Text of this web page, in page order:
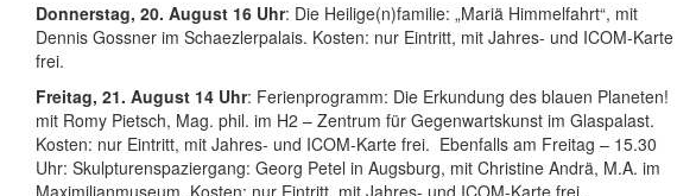
Donnerstag, 20. August 16 Uhr: Die Heilige(n)familie: „Mariä Himmelfahrt“, mit
Dennis Gossner im Schaezlerpalais. Kosten: nur Eintritt, mit Jahres- und ICOM-Karte
frei.
Freitag, 21. August 14 Uhr: Ferienprogramm: Die Erkundung des blauen Planeten!
mit Romy Pietsch, Mag. phil. im H2 – Zentrum für Gegenwartskunst im Glaspalast.
Kosten: nur Eintritt, mit Jahres- und ICOM-Karte frei. Ebenfalls am Freitag – 15.30
Uhr: Skulpturenspaziergang: Georg Petel in Augsburg, mit Christine Andrä, M.A. im
Maximilianmuseum. Kosten: nur Eintritt, mit Jahres- und ICOM-Karte frei.